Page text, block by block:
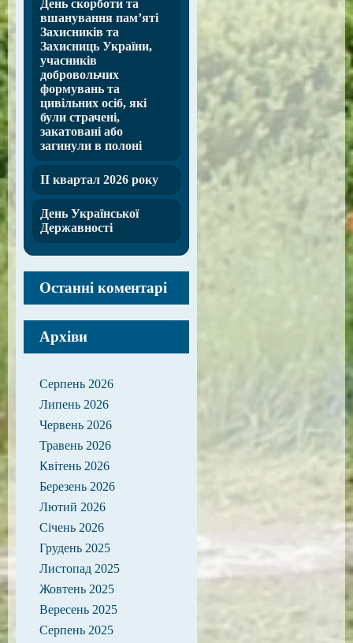
День скорботи та
вшанування пам’яті
Захисників та
Захисниць України,
учасників
добровольчих
формувань та
цивільних осіб, які
були страчені,
закатовані або
загинули в полоні
ІІ квартал 2026 року
День Української
Державності
Останні коментарі
Архіви
Серпень 2026
Липень 2026
Червень 2026
Травень 2026
Квітень 2026
Березень 2026
Лютий 2026
Січень 2026
Грудень 2025
Листопад 2025
Жовтень 2025
Вересень 2025
Серпень 2025